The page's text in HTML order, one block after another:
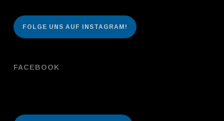
FOLGE UNS AUF INSTAGRAM!
FACEBOOK